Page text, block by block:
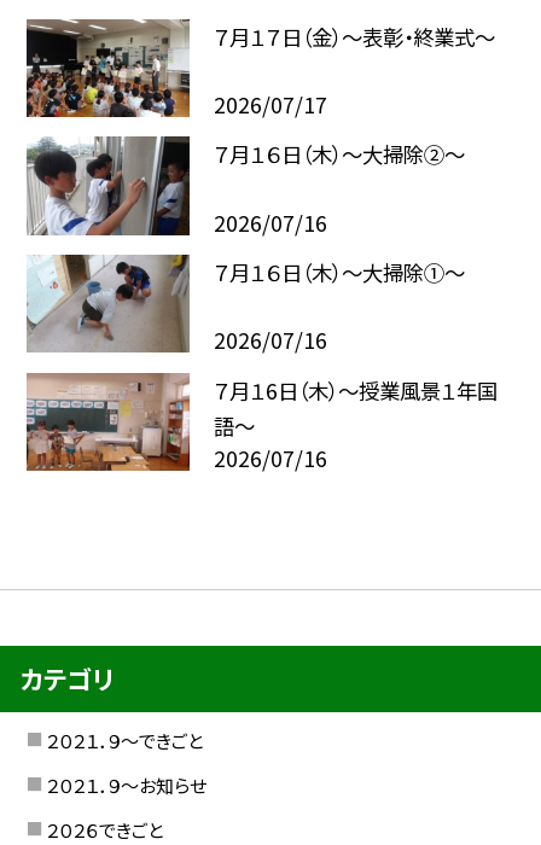
７月１７日（金）～表彰・終業式～
2026/07/17
７月１６日（木）～大掃除②～
2026/07/16
７月１６日（木）～大掃除①～
2026/07/16
７月１6日（木）～授業風景１年国
語～
2026/07/16
カテゴリ
２０２１．９〜できごと
２０２１．９〜お知らせ
２０２６できごと